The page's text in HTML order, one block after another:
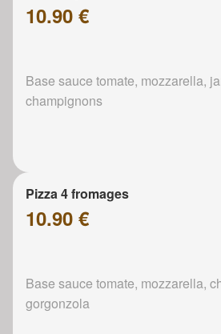
10.90 €
Base sauce tomate, mozzarella,
champignons
Pizza 4 fromages
10.90 €
Base sauce tomate, mozzarella,
gorgonzola